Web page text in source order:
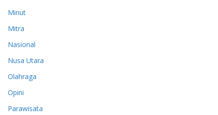
Minut
Mitra
Nasional
Nusa Utara
Olahraga
Opini
Parawisata